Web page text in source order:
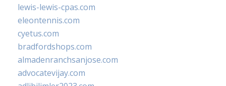
lewis-lewis-cpas.com
eleontennis.com
cyetus.com
bradfordshops.com
almadenranchsanjose.com
advocatevijay.com